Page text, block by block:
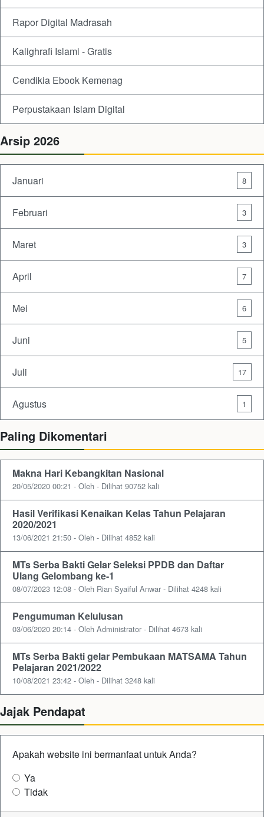
Rapor Digital Madrasah
Kalighrafi Islami - Gratis
Cendikia Ebook Kemenag
Perpustakaan Islam Digital
Arsip 2026
Januari 8
Februari 3
Maret 3
April 7
Mei 6
Juni 5
Juli 17
Agustus 1
Paling Dikomentari
Makna Hari Kebangkitan Nasional
20/05/2020 00:21 - Oleh - Dilihat 90752 kali
Hasil Verifikasi Kenaikan Kelas Tahun Pelajaran
2020/2021
13/06/2021 21:50 - Oleh - Dilihat 4852 kali
MTs Serba Bakti Gelar Seleksi PPDB dan Daftar
Ulang Gelombang ke-1
08/07/2023 12:08 - Oleh Rian Syaiful Anwar - Dilihat 4248 kali
Pengumuman Kelulusan
03/06/2020 20:14 - Oleh Administrator - Dilihat 4673 kali
MTs Serba Bakti gelar Pembukaan MATSAMA Tahun
Pelajaran 2021/2022
10/08/2021 23:42 - Oleh - Dilihat 3248 kali
Jajak Pendapat
Apakah website ini bermanfaat untuk Anda?
Ya
Tidak